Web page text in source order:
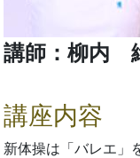
講師：柳内
講座内容
新体操は「バレエ」